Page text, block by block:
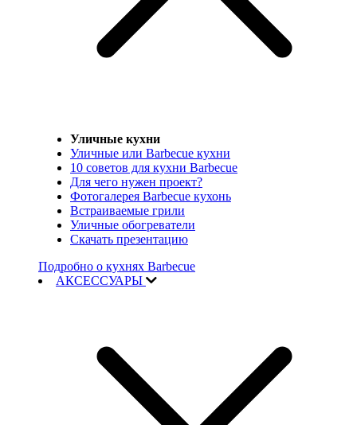
Уличные кухни
Уличные или Barbecue кухни
10 советов для кухни Barbecue
Для чего нужен проект?
Фотогалерея Barbecue кухонь
Встраиваемые грили
Уличные обогреватели
Скачать презентацию
Подробно о кухнях Barbecue
АКСЕССУАРЫ